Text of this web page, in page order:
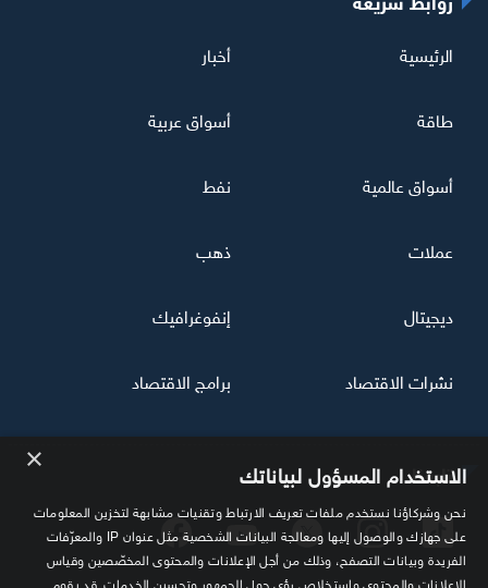
تابعنا
الرئيسية أخبار
طاقة أسواق عربية
أسواق عالمية نفط
عملات ذهب
ديجيتال إنفوغرافيك
نشرات الاقتصاد برامج الاقتصاد
× الاستخدام المسؤول لبياناتك
نحن وشركاؤنا نستخدم ملفات تعريف الارتباط وتقنيات مشابهة لتخزين المعلومات
على جهازك والوصول إليها ومعالجة البيانات الشخصية مثل عنوان IP والمعرّفات
الفريدة وبيانات التصفح، وذلك من أجل الإعلانات والمحتوى المخصّصين وقياس
الإعلانات والمحتوى واستخلاص رؤى حول الجمهور وتحسين الخدمات. قد يقوم